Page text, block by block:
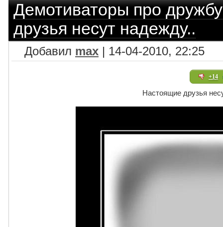
Демотиваторы про дружбу
друзья несут надежду..
Добавил max | 14-04-2010, 22:25
+14
Настоящие друзья